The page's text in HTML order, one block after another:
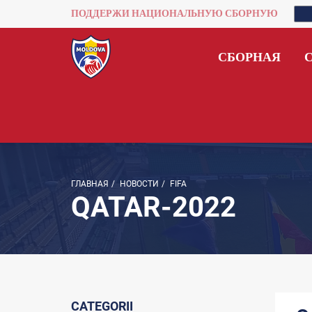
ПОДДЕРЖИ НАЦИОНАЛЬНУЮ СБОРНУЮ
СБОРНАЯ
ГЛАВНАЯ / НОВОСТИ / FIFA
QATAR-2022
CATEGORII